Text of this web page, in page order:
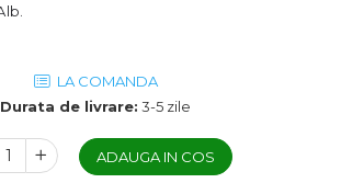
LA COMANDA
Durata de livrare: 3-5 zile
ADAUGA IN COS